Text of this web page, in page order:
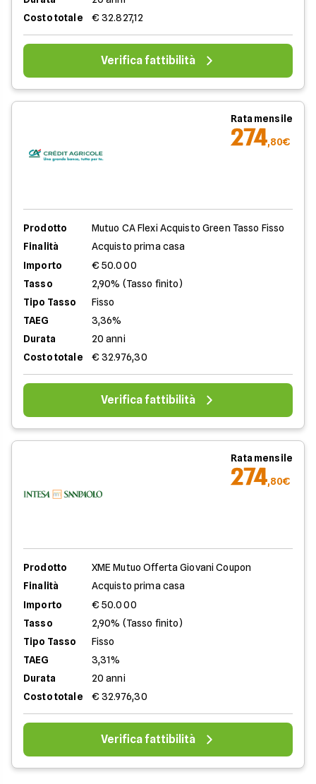
Costo totale
€ 32.827,12
Verifica fattibilità
Rata mensile
274,80€
Prodotto
Mutuo CA Flexi Acquisto Green Tasso Fisso
Finalità
Acquisto prima casa
Importo
€ 50.000
Tasso
2,90% (Tasso finito)
Tipo Tasso
Fisso
TAEG
3,36%
Durata
20 anni
Costo totale
€ 32.976,30
Verifica fattibilità
Rata mensile
274,80€
Prodotto
XME Mutuo Offerta Giovani Coupon
Finalità
Acquisto prima casa
Importo
€ 50.000
Tasso
2,90% (Tasso finito)
Tipo Tasso
Fisso
TAEG
3,31%
Durata
20 anni
Costo totale
€ 32.976,30
Verifica fattibilità